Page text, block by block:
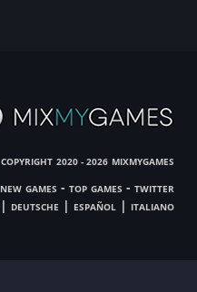
copyright 2020 - 2026 mixmygames
new games - top games - twitter
| deutsche | español | italiano